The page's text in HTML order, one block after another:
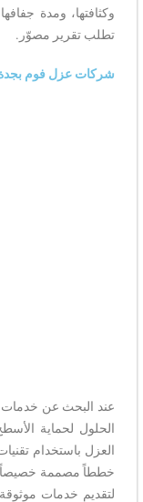
وكثافتها، ومدة
تطلب تقرير مصوّر.
شركات عزل فوم
عند البحث عن
الحلول لحماية
خططاً مصممة خصيصاً
لتقديم خدمات